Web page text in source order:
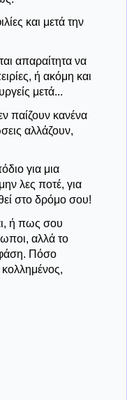
και μετά την
απαραίτητα να
ή ακόμη και
μετά...
παίζουν κανένα
αλλάζουν,
για μια
λες ποτέ, για
στο δρόμο σου!
ή πως σου
αλλά το
Πόσο